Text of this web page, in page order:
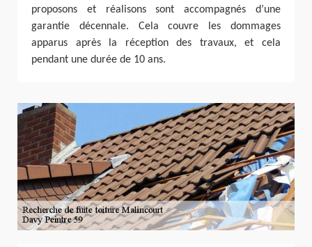
proposons et réalisons sont accompagnés d’une
garantie décennale. Cela couvre les dommages
apparus après la réception des travaux, et cela
pendant une durée de 10 ans.